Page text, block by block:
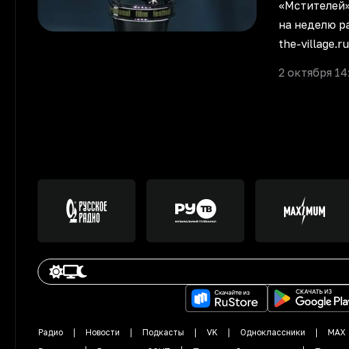
на неделю
the-village.ru
2 октября
Радио Новости Подкасты VK Одноклассники MAX